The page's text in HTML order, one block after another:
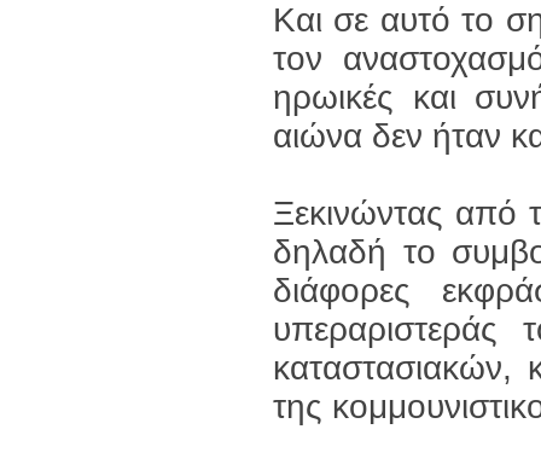
Και σε αυτό το
τον
ηρωικές και
αιώνα δεν ήταν
Ξεκινώντας από
δηλαδή το
διάφορες
καταστασιακών,
της